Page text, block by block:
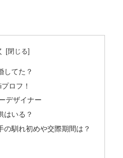
してた？
ロフ！
デザイナー
はいる？
の馴れ初めや交際期間は？